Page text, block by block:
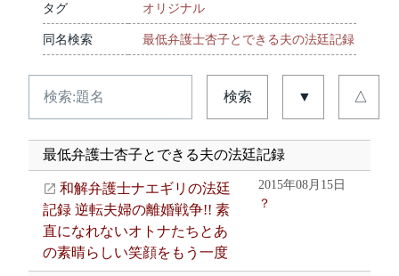
タグ オリジナル
同名検索 最低弁護士杏子とできる夫の法廷記録
検索 ▼ △
最低弁護士杏子とできる夫の法廷記録
和解弁護士ナエギリの法廷
記録 逆転夫婦の離婚戦争!! 素
直になれないオトナたちとあ
の素晴らしい笑顔をもう一度
2015年08月15日
？